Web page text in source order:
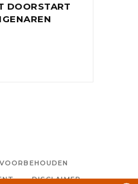
DOORSTART
DISCLAIMER